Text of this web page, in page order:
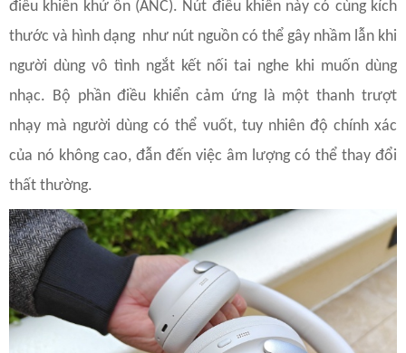
điều khiển khử ồn (ANC). Nút điều khiển này có cùng kích
thước và hình dạng như nút nguồn có thể gây nhầm lẫn khi
người dùng vô tình ngắt kết nối tai nghe khi muốn dùng
nhạc. Bộ phần điều khiển cảm ứng là một thanh trượt
nhạy mà người dùng có thể vuốt, tuy nhiên độ chính xác
của nó không cao, đẫn đến việc âm lượng có thể thay đổi
thất thường.